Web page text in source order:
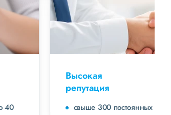
постоянных клиентов